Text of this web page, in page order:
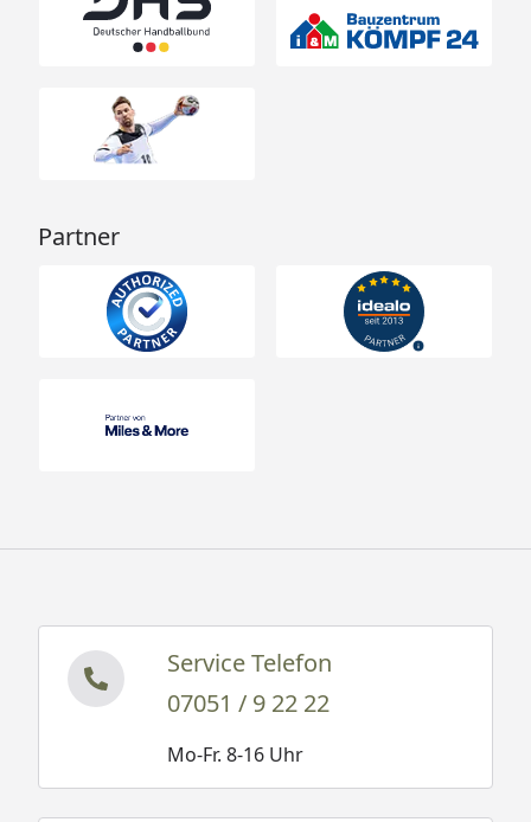
Partner
Service Telefon
07051 / 9 22 22
Mo-Fr. 8-16 Uhr